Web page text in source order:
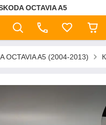
OCTAVIA A5
OCTAVIA A5 (2004-2013)